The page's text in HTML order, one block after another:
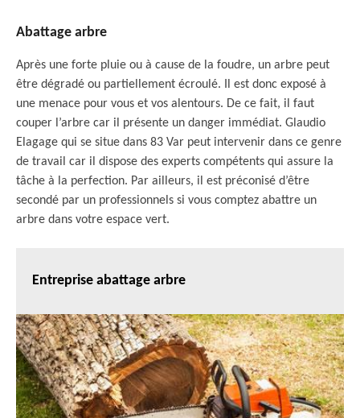
Abattage arbre
Après une forte pluie ou à cause de la foudre, un arbre peut
être dégradé ou partiellement écroulé. Il est donc exposé à
une menace pour vous et vos alentours. De ce fait, il faut
couper l’arbre car il présente un danger immédiat. Glaudio
Elagage qui se situe dans 83 Var peut intervenir dans ce genre
de travail car il dispose des experts compétents qui assure la
tâche à la perfection. Par ailleurs, il est préconisé d’être
secondé par un professionnels si vous comptez abattre un
arbre dans votre espace vert.
Entreprise abattage arbre